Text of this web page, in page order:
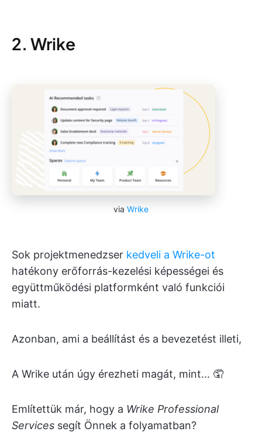
2. Wrike
via Wrike
Sok projektmenedzser kedveli a Wrike-ot
hatékony erőforrás-kezelési képességei és
együttműködési platformként való funkciói
miatt.
Azonban, ami a beállítást és a bevezetést illeti,
A Wrike után úgy érezheti magát, mint... 🤦
Említettük már, hogy a Wrike Professional
Services segít Önnek a folyamatban?